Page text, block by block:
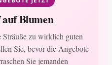
Blumen
Sträuße zu wirklich guten
Sie, bevor die Angebote
Sie jemanden